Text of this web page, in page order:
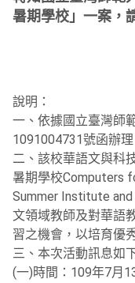
暑期學校」一案，
說明：
一、依據國立臺灣師
1091004731號函辦理
二、該校華語文與科
暑期學校Computers
Summer Institute
文領域教師及對華語
習之機會，以培育優
三、本次活動訊息如
(一)時間：109年7月